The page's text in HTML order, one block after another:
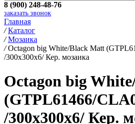
8 (900) 248-48-76
заказать звонок
Главная
/ Каталог
/ Мозаика
/ Octagon big White/Black Matt
/300х300х6/ Кер. мозаика
Octagon big
(GTPL61466/
/300х300х6/ Кер.